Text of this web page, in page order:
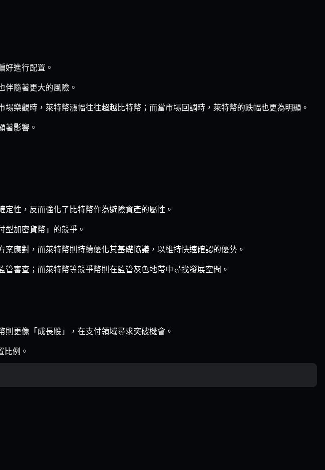
好進行配置。
伴隨著更大的風險。
樂觀時，萊特幣漲幅往往超越比特幣；而當市場回調時，萊特幣的跌幅也更為明顯。
著影響。
性，反而強化了比特幣作為避險資產的屬性。
加密貨幣」的競爭。
應對，而萊特幣則持續優化其基礎協議，以維持快速確認的優勢。
審查；而萊特幣等競爭幣則在監管灰色地帶中尋找發展空間。
更像「成長股」，在支付領域尋求突破機會。
比例。